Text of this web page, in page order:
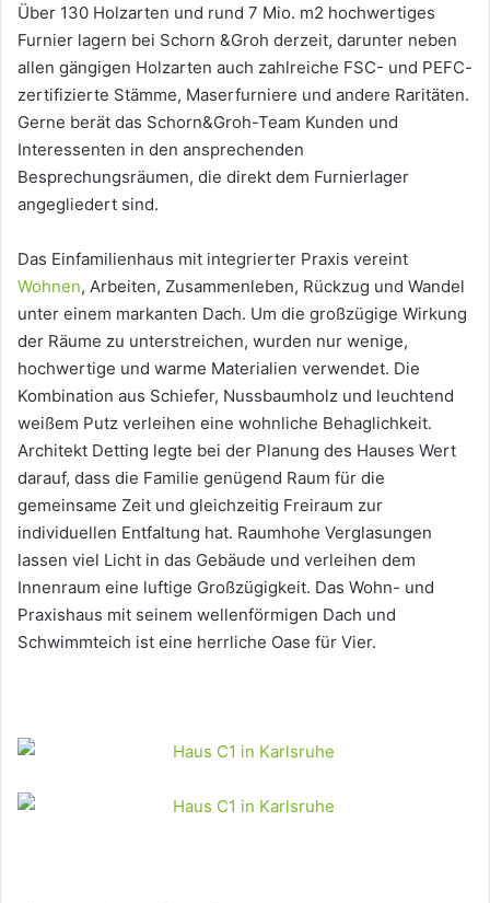
Über 130 Holzarten und rund 7 Mio. m2 hochwertiges
Furnier lagern bei Schorn &Groh derzeit, darunter neben
allen gängigen Holzarten auch zahlreiche FSC- und PEFC-
zertifizierte Stämme, Maserfurniere und andere Raritäten.
Gerne berät das Schorn&Groh-Team Kunden und
Interessenten in den ansprechenden
Besprechungsräumen, die direkt dem Furnierlager
angegliedert sind.
Das Einfamilienhaus mit integrierter Praxis vereint
Wohnen, Arbeiten, Zusammenleben, Rückzug und Wandel
unter einem markanten Dach. Um die großzügige Wirkung
der Räume zu unterstreichen, wurden nur wenige,
hochwertige und warme Materialien verwendet. Die
Kombination aus Schiefer, Nussbaumholz und leuchtend
weißem Putz verleihen eine wohnliche Behaglichkeit.
Architekt Detting legte bei der Planung des Hauses Wert
darauf, dass die Familie genügend Raum für die
gemeinsame Zeit und gleichzeitig Freiraum zur
individuellen Entfaltung hat. Raumhohe Verglasungen
lassen viel Licht in das Gebäude und verleihen dem
Innenraum eine luftige Großzügigkeit. Das Wohn- und
Praxishaus mit seinem wellenförmigen Dach und
Schwimmteich ist eine herrliche Oase für Vier.